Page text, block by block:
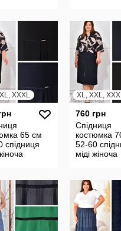
XXXL
65 см
спідниця
XL, XXL, XXXL
760 грн
Спідниця
костюмка
52-60
міді жіноча
24231